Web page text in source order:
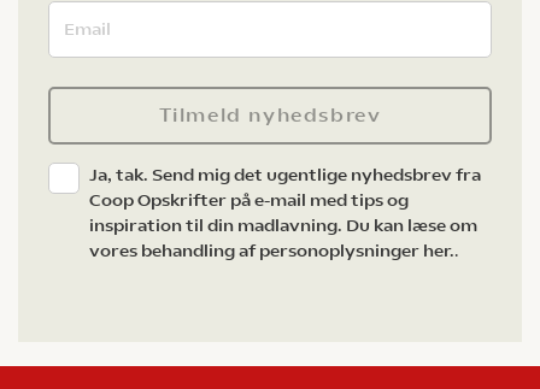
Tilmeld nyhedsbrev
Ja, tak. Send mig det ugentlige nyhedsbrev fra
Coop Opskrifter på e-mail med tips og
inspiration til din madlavning. Du kan læse om
vores behandling af personoplysninger her..